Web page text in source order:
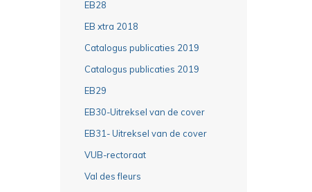
EB28
EB xtra 2018
Catalogus publicaties 2019
Catalogus publicaties 2019
EB29
EB30-Uitreksel van de cover
EB31- Uitreksel van de cover
VUB-rectoraat
Val des fleurs